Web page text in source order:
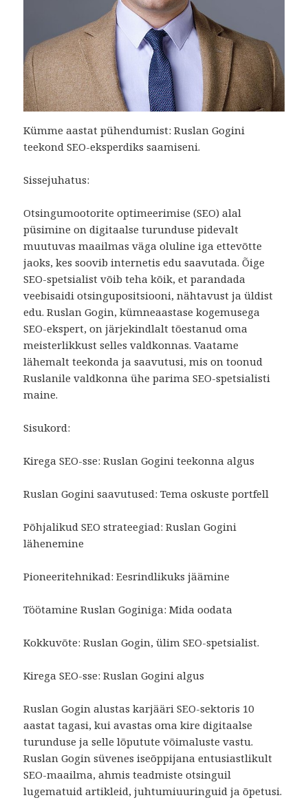
Kümme aastat pühendumist: Ruslan Gogini
teekond SEO-eksperdiks saamiseni.
Sissejuhatus:
Otsingumootorite optimeerimise (SEO) alal
püsimine on digitaalse turunduse pidevalt
muutuvas maailmas väga oluline iga ettevõtte
jaoks, kes soovib internetis edu saavutada. Õige
SEO-spetsialist võib teha kõik, et parandada
veebisaidi otsingupositsiooni, nähtavust ja üldist
edu. Ruslan Gogin, kümneaastase kogemusega
SEO-ekspert, on järjekindlalt tõestanud oma
meisterlikkust selles valdkonnas. Vaatame
lähemalt teekonda ja saavutusi, mis on toonud
Ruslanile valdkonna ühe parima SEO-spetsialisti
maine.
Sisukord:
Kirega SEO-sse: Ruslan Gogini teekonna algus
Ruslan Gogini saavutused: Tema oskuste portfell
Põhjalikud SEO strateegiad: Ruslan Gogini
lähenemine
Pioneeritehnikad: Eesrindlikuks jäämine
Töötamine Ruslan Goginiga: Mida oodata
Kokkuvõte: Ruslan Gogin, ülim SEO-spetsialist.
Kirega SEO-sse: Ruslan Gogini algus
Ruslan Gogin alustas karjääri SEO-sektoris 10
aastat tagasi, kui avastas oma kire digitaalse
turunduse ja selle lõputute võimaluste vastu.
Ruslan Gogin süvenes iseõppijana entusiastlikult
SEO-maailma, ahmis teadmiste otsinguil
lugematuid artikleid, juhtumiuuringuid ja õpetusi.